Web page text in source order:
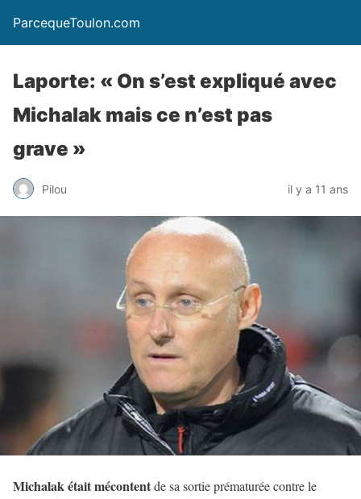
ParcequeToulon.com
Laporte: « On s’est expliqué avec
Michalak mais ce n’est pas
grave »
Pilou il y a 11 ans
Michalak était mécontentde sa sortie prématurée contre le